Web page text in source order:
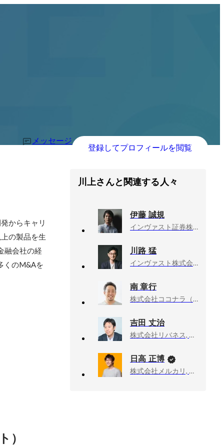
メッセージ
登録してプロフィールを閲覧
からキャリ
の製品を生
融会社の経
くのM&Aを
）
川上さんと関連する人々
伊藤 誠規
インヴァスト証券株式会社, 取締役
川路 猛
インヴァスト株式会社, 代表取締役社長
南 章行
株式会社ココナラ（旧社名：株式会社ウェルセルフ）, 代表取締役会長
吉田 丈治
株式会社リバネス, 専務取締役CIO
日高 正博
株式会社メルカリ, メルペイ エキスパート（Android）